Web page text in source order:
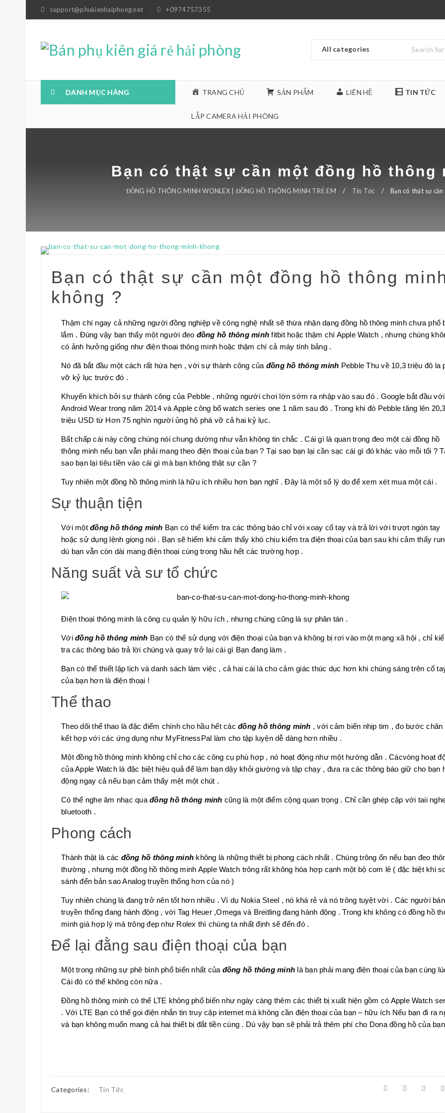
support@phukienhaiphong.net +0974757355
DANH MỤC HÀNG TRANG CHỦ SẢN PHẨM LIÊN HỆ TIN TỨC
LẮP CAMERA HẢI PHÒNG
Bạn có thật sự cần một đồng hồ thông
ĐỒNG HỒ THÔNG MINH WONLEX | ĐỒNG HỒ THÔNG MINH TRẺ EM / Tin Tức / Bạn có thật sự
Bạn có thật sự cần một đồng hồ thông
không ?
Thậm chí ngay cả những người đồng nghiệp về công nghệ nhất sẽ thừa nhận dạng đồng hồ thông minh chưa phổ
lắm . Đúng vậy bạn thấy một người đeo đồng hồ thông minh fitbit hoặc thậm chí Apple Watch , nhưng chúng
có ảnh hưởng giống như điện thoại thông minh hoặc thậm chí cả máy tính bảng .
Nó đã bắt đầu một cách rất hứa hẹn , với sự thành công của đồng hồ thông minh Pebble Thu về 10,3 triệu đô la
vỡ kỷ lục trước đó .
Khuyến khích bởi sự thành công của Pebble , những người chơi lớn sớm ra nhập vào sau đó . Google bắt đầu với
Android Wear trong năm 2014 và Apple công bố watch series one 1 năm sau đó . Trong khi đó Pebble tăng lên 20,3
triệu USD từ Hơn 75 nghìn người ủng hộ phá vỡ cả hai kỷ lục.
Bất chấp cái này công chúng nói chung dường như vẫn không tin chắc . Cái gì là quan trọng đeo một cái đồng hồ
thông minh nếu bạn vẫn phải mang theo điện thoại của bạn ? Tại sao bạn lại cần sạc cái gì đó khác vào mỗi tối ?
sao bạn lại tiêu tiền vào cái gì mà bạn không thật sự cần ?
Tuy nhiên một đồng hồ thông minh là hữu ích nhiều hơn bạn nghĩ . Đây là một số lý do để xem xét mua một cái .
Sự thuận tiện
Với một đồng hồ thông minh Bạn có thể kiểm tra các thông báo chỉ với xoay cổ tay và trả lời với trượt ngón tay
hoặc sử dụng lệnh giọng nói . Bạn sẽ hiếm khi cảm thấy khó chịu kiểm tra điện thoại của bạn sau khi cảm thấy
dù bạn vẫn còn dài mang điện thoại cùng trong hầu hết các trường hợp .
Năng suất và sư tổ chức
Điện thoại thông minh là công cụ quản lý hữu ích , nhưng chúng cũng là sự phân tán .
Với đồng hồ thông minh Bạn có thể sử dụng với điện thoại của bạn và không bị rơi vào một mạng xã hội , chỉ
tra các thông báo trả lời chúng và quay trở lại cái gì Bạn đang làm .
Bạn có thể thiết lập lịch và danh sách làm việc , cả hai cái là cho cảm giác thúc dục hơn khi chúng sáng trên cổ
của bạn hơn là điện thoại !
Thể thao
Theo dõi thể thao là đặc điểm chính cho hầu hết các đồng hồ thông minh , với cảm biến nhịp tim , đo bước chân
kết hợp với các ứng dụng như MyFitnessPal làm cho tập luyện dễ dàng hơn nhiều .
Một đồng hồ thông minh không chỉ cho các công cụ phù hợp , nó hoạt động như một hướng dẫn . Cácvòng hoạt
của Apple Watch là đặc biệt hiệu quả để làm bạn dậy khỏi giường và tập chạy , đưa ra các thông báo giữ cho bạn
động ngay cả nếu bạn cảm thấy mệt một chút .
Có thể nghe âm nhạc qua đồng hồ thông minh cũng là một điểm cộng quan trọng . Chỉ cần ghép cặp với taii
bluetooth .
Phong cách
Thành thật là các đồng hồ thông minh không là những thiết bị phong cách nhất . Chúng trông ổn nếu bạn đeo
thường , nhưng một đồng hồ thông minh Apple Watch trông rất không hòa hợp cạnh một bộ com lê ( đặc biệt khi
sánh đến bản sao Analog truyền thống hơn của nó )
Tuy nhiên chúng là đang trở nên tốt hơn nhiều . Ví dụ Nokia Steel , nó khá rẻ và nó trông tuyệt vời . Các người bán
truyền thống đang hành động , với Tag Heuer ,Omega và Breitling đang hành động . Trong khi không có đồng hồ
minh giá hợp lý mà trông đẹp như Rolex thì chúng ta nhất định sẽ đến đó .
Để lại đằng sau điện thoại của bạn
Một trong những sự phê bình phổ biến nhất của đồng hồ thông minh là bạn phải mang điện thoại của bạn cùng
Cái đó có thể không còn nữa .
Đồng hồ thông minh có thể LTE không phổ biến như ngày càng thêm các thiết bị xuất hiện gồm có Apple Watch
. Với LTE Bạn có thể gọi điện nhắn tin truy cập internet mà không cần điện thoại của bạn – hữu ích Nếu bạn đi ra
và bạn không muốn mang cả hai thiết bị đắt tiền cùng . Dù vậy bạn sẽ phải trả thêm phí cho Dona đồng hồ của
Categories: Tin Tức